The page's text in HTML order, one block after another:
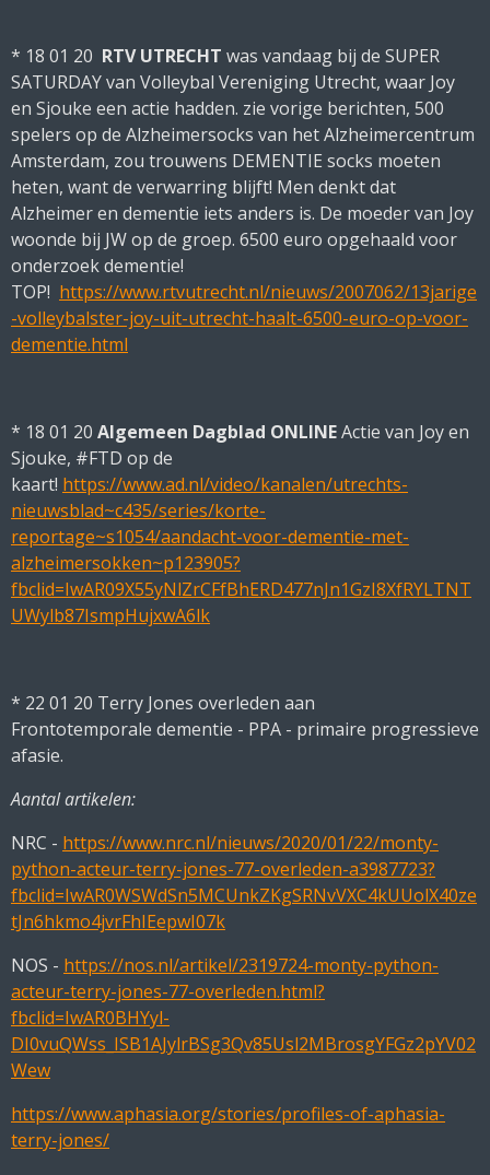
* 18 01 20 RTV UTRECHT was vandaag bij de SUPER
SATURDAY van Volleybal Vereniging Utrecht, waar Joy
en Sjouke een actie hadden. zie vorige berichten, 500
spelers op de Alzheimersocks van het Alzheimercentrum
Amsterdam, zou trouwens DEMENTIE socks moeten
heten, want de verwarring blijft! Men denkt dat
Alzheimer en dementie iets anders is. De moeder van Joy
woonde bij JW op de groep. 6500 euro opgehaald voor
onderzoek dementie!
TOP! https://www.rtvutrecht.nl/nieuws/2007062/13jarige
-volleybalster-joy-uit-utrecht-haalt-6500-euro-op-voor-
dementie.html
* 18 01 20 Algemeen Dagblad ONLINEActie van Joy en
Sjouke, #FTD op de
kaart! https://www.ad.nl/video/kanalen/utrechts-
nieuwsblad~c435/series/korte-
reportage~s1054/aandacht-voor-dementie-met-
alzheimersokken~p123905?
fbclid=IwAR09X55yNlZrCFfBhERD477nJn1GzI8XfRYLTNT
UWylb87IsmpHujxwA6lk
* 22 01 20 Terry Jones overleden aan
Frontotemporale dementie - PPA - primaire progressieve
afasie.
Aantal artikelen:
NRC - https://www.nrc.nl/nieuws/2020/01/22/monty-
python-acteur-terry-jones-77-overleden-a3987723?
fbclid=IwAR0WSWdSn5MCUnkZKgSRNvVXC4kUUolX40ze
tJn6hkmo4jvrFhIEepwI07k
NOS - https://nos.nl/artikel/2319724-monty-python-
acteur-terry-jones-77-overleden.html?
fbclid=IwAR0BHYyl-
DI0vuQWss_ISB1AJylrBSg3Qv85Usl2MBrosgYFGz2pYV02
Wew
https://www.aphasia.org/stories/profiles-of-aphasia-
terry-jones/